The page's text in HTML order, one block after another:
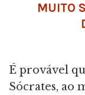
MUITO
É provável
Sócrates, ao